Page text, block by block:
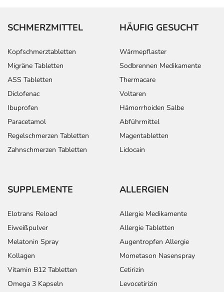
SCHMERZMITTEL
Kopfschmerztabletten
Migräne Tabletten
ASS Tabletten
Diclofenac
Ibuprofen
Paracetamol
Regelschmerzen Tabletten
Zahnschmerzen Tabletten
HÄUFIG GESUCHT
Wärmepflaster
Sodbrennen Medikamente
Thermacare
Voltaren
Hämorrhoiden Salbe
Abführmittel
Magentabletten
Lidocain
SUPPLEMENTE
Elotrans Reload
Eiweißpulver
Melatonin Spray
Kollagen
Vitamin B12 Tabletten
Omega 3 Kapseln
ALLERGIEN
Allergie Medikamente
Allergie Tabletten
Augentropfen Allergie
Mometason Nasenspray
Cetirizin
Levocetirizin